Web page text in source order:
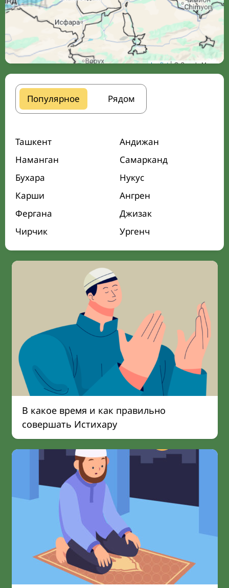
Leaflet| © Google Maps
Популярное Рядом
Ташкент
Андижан
Наманган
Самарканд
Бухара
Нукус
Карши
Ангрен
Фергана
Джизак
Чирчик
Ургенч
В какое время и как правильно
совершать Истихару